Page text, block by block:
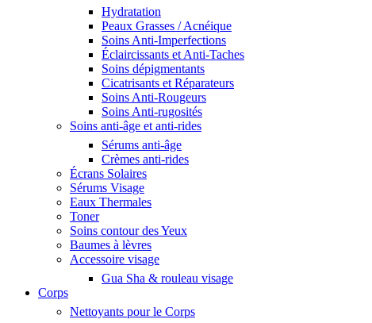
Hydratation
Peaux Grasses / Acnéique
Soins Anti-Imperfections
Éclaircissants et Anti-Taches
Soins dépigmentants
Cicatrisants et Réparateurs
Soins Anti-Rougeurs
Soins Anti-rugosités
Soins anti-âge et anti-rides
Sérums anti-âge
Crèmes anti-rides
Écrans Solaires
Sérums Visage
Eaux Thermales
Toner
Soins contour des Yeux
Baumes à lèvres
Accessoire visage
Gua Sha & rouleau visage
Corps
Nettoyants pour le Corps